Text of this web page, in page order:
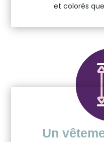
et colorés
Un